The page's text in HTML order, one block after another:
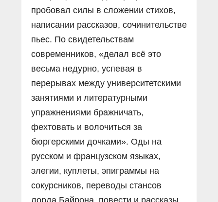
пробовал силы в сложении стихов,
написании рассказов, сочинительстве
пьес. По свидетельствам
современников, «делал всё это
весьма недурно, успевая в
перерывах между университетскими
занятиями и литературными
упражнениями бражничать,
фехтовать и волочиться за
бюргерскими дочками». Оды на
русском и французском языках,
элегии, куплеты, эпиграммы на
сокурсников, переводы стансов
лорда Байрона, повести и рассказы,